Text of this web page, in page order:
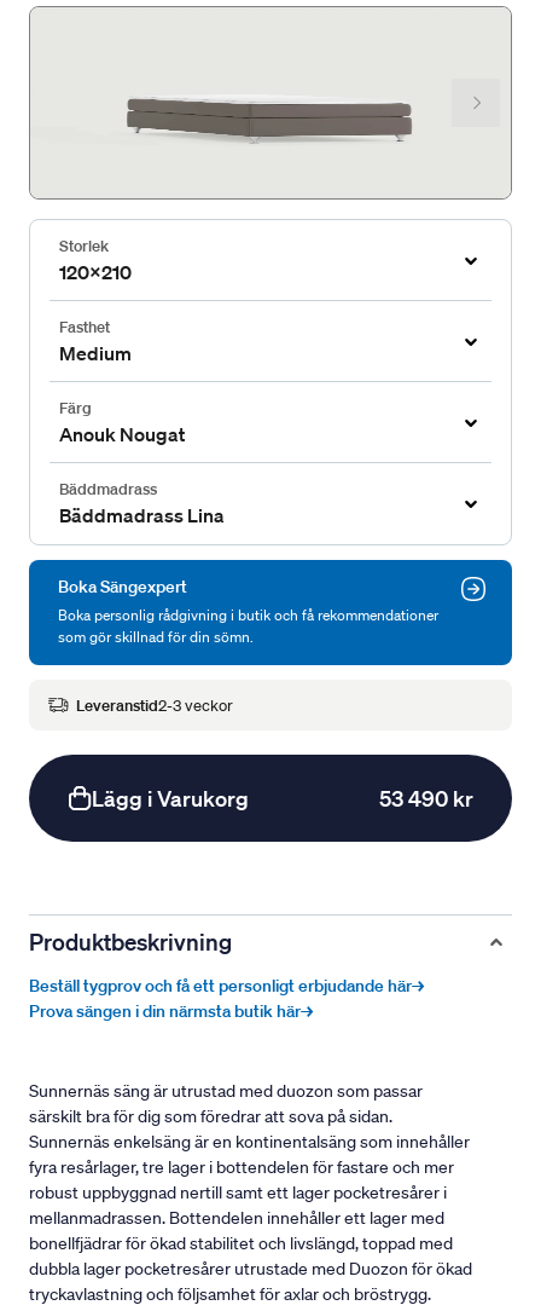
Storlek
120x210
Fasthet
Medium
Färg
Anouk Nougat
Bäddmadrass
Bäddmadrass Lina
Boka Sängexpert
Boka personlig rådgivning i butik och få rekommendationer
som gör skillnad för din sömn.
Leveranstid2-3 veckor
Lägg i Varukorg 53 490 kr
Produktbeskrivning
Beställ tygprov och få ett personligt erbjudande här→
Prova sängen i din närmsta butik här→
Sunnernäs säng är utrustad med duozon som passar
särskilt bra för dig som föredrar att sova på sidan.
Sunnernäs enkelsäng är en kontinentalsäng som innehåller
fyra resårlager, tre lager i bottendelen för fastare och mer
robust uppbyggnad nertill samt ett lager pocketresårer i
mellanmadrassen. Bottendelen innehåller ett lager med
bonellfjädrar för ökad stabilitet och livslängd, toppad med
dubbla lager pocketresårer utrustade med Duozon för ökad
tryckavlastning och följsamhet för axlar och bröstrygg.